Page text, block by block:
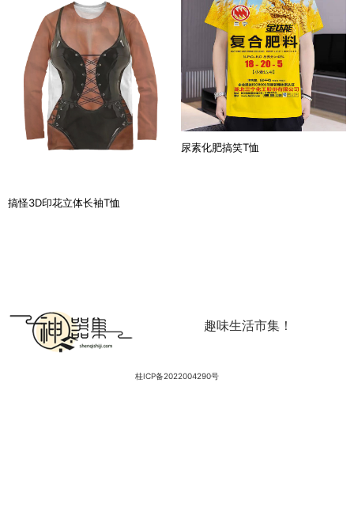
搞怪3D印花立体长袖T恤
尿素化肥搞笑T恤
趣味生活市集！
桂ICP备2022004290号